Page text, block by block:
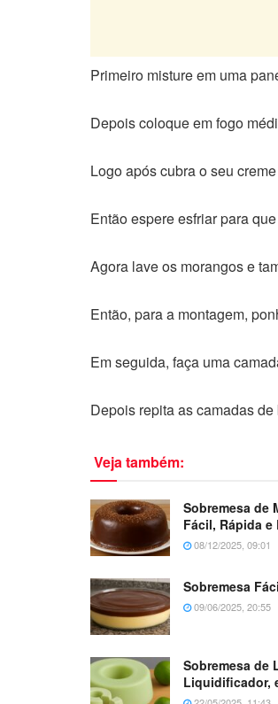
Primeiro misture em uma
Depois coloque em fogo
Logo após cubra o seu
Então espere esfriar para
Agora lave os morangos e
Então, para a montagem,
Em seguida, faça uma
Depois repita as camadas
Veja também:
Sobremesa de
Fácil, Rápida e
08/12/2025, 09:01
Sobremesa
09/06/2025, 20:55
Sobremesa de
Liquidificador,